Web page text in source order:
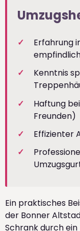
Erfahrung
Kenntnis
Haftung
Freunden)
Effizienter
Ein praktisches
der Bonner
Schrank durch